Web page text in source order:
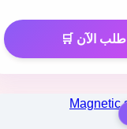
اطلب الآن 🛒